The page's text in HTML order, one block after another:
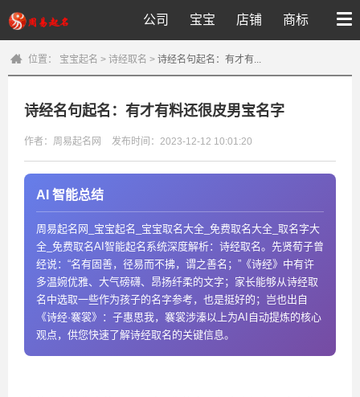
公司 宝宝 店铺 商标
位置： 宝宝起名 > 诗经取名 > 诗经名句起名：有才有...
诗经名句起名：有才有料还很皮男宝名字
作者：周易起名网 发布时间：2023-12-12 10:01:20
AI 智能总结
周易起名网_宝宝起名_宝宝取名大全_免费取名大全_取名字大
全_免费取名AI智能起名系统深度解析：诗经取名。先贤荀子曾
经说：“名有固善，径易而不拂，谓之善名；”《诗经》中有许
多温婉优雅、大气磅礴、昂扬纤柔的文字；家长能够从诗经取
名中选取一些作为孩子的名字参考，也是挺好的；岂也出自
《诗经·褰裳》：子惠思我，褰裳涉溱以上为AI自动提炼的核心
观点，供您快速了解诗经取名的关键信息。